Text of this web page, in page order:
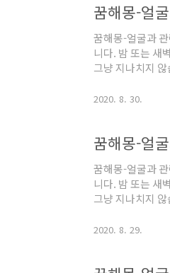
꿈해몽-얼
꿈해몽-얼굴과
니다. 밤 또는 새
그냥 지나치지
책을 읽고 만족함
받음을 암시합니
2020. 8. 30.
꿈해몽-얼
꿈해몽-얼굴과
니다. 밤 또는 새
그냥 지나치지
인하여 남의 신선
2020. 8. 29.